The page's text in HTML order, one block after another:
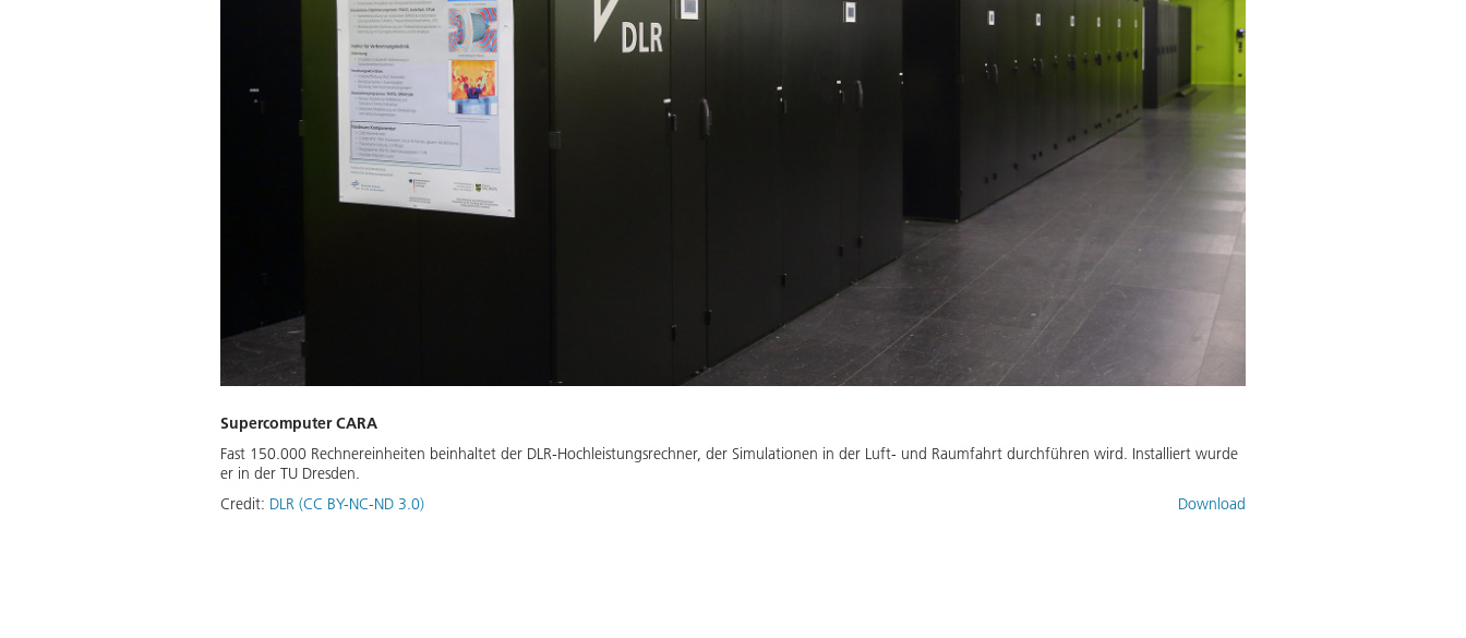
Supercomputer CARA
Fast 150.000 Rechnereinheiten beinhaltet der DLR-Hochleistungsrechner, der Simulationen in der Luft- und Raumfahrt durchführen wird. Installiert wurde
er in der TU Dresden.
Credit: DLR (CC BY-NC-ND 3.0) Download